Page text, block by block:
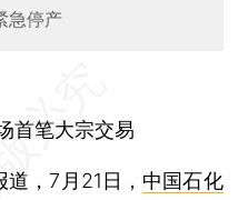
急停产
首笔大宗交易
，7月21日， 中国石化